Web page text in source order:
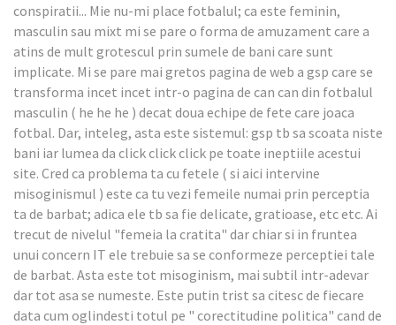
conspiratii... Mie nu-mi place fotbalul; ca este feminin,
masculin sau mixt mi se pare o forma de amuzament care a
atins de mult grotescul prin sumele de bani care sunt
implicate. Mi se pare mai gretos pagina de web a gsp care se
transforma incet incet intr-o pagina de can can din fotbalul
masculin ( he he he ) decat doua echipe de fete care joaca
fotbal. Dar, inteleg, asta este sistemul: gsp tb sa scoata niste
bani iar lumea da click click click pe toate ineptiile acestui
site. Cred ca problema ta cu fetele ( si aici intervine
misoginismul ) este ca tu vezi femeile numai prin perceptia
ta de barbat; adica ele tb sa fie delicate, gratioase, etc etc. Ai
trecut de nivelul "femeia la cratita" dar chiar si in fruntea
unui concern IT ele trebuie sa se conformeze perceptiei tale
de barbat. Asta este tot misoginism, mai subtil intr-adevar
dar tot asa se numeste. Este putin trist sa citesc de fiecare
data cum oglindesti totul pe " corectitudine politica" cand de